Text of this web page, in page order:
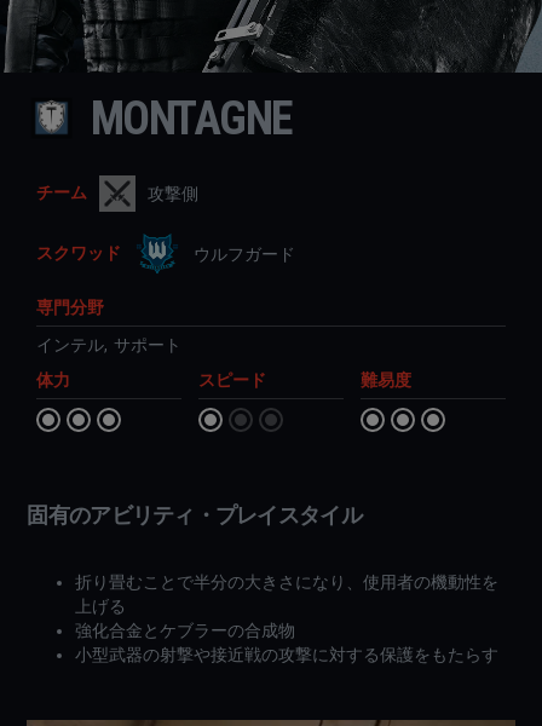
MONTAGNE
チーム 攻撃側
スクワッド ウルフガード
専門分野
インテル, サポート
体力
スピード 難易度
固有のアビリティ・プレイスタイル
折り畳むことで半分の大きさになり、使用者の機動性を
上げる
強化合金とケブラーの合成物
小型武器の射撃や接近戦の攻撃に対する保護をもたらす